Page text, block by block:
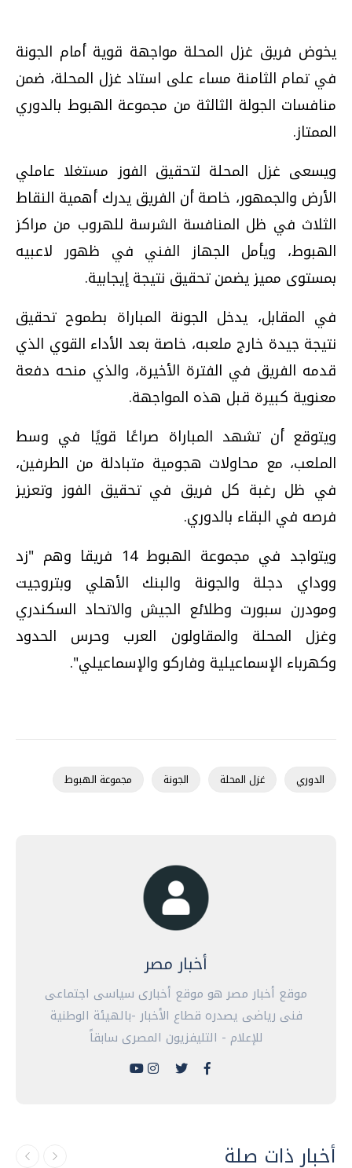
يخوض فريق غزل المحلة مواجهة قوية أمام الجونة
في تمام الثامنة مساء على استاد غزل المحلة، ضمن
منافسات الجولة الثالثة من مجموعة الهبوط بالدوري
الممتاز.
ويسعى غزل المحلة لتحقيق الفوز مستغلا عاملي
الأرض والجمهور، خاصة أن الفريق يدرك أهمية النقاط
الثلاث في ظل المنافسة الشرسة للهروب من مراكز
الهبوط، ويأمل الجهاز الفني في ظهور لاعبيه
بمستوى مميز يضمن تحقيق نتيجة إيجابية.
في المقابل، يدخل الجونة المباراة بطموح تحقيق
نتيجة جيدة خارج ملعبه، خاصة بعد الأداء القوي الذي
قدمه الفريق في الفترة الأخيرة، والذي منحه دفعة
معنوية كبيرة قبل هذه المواجهة.
ويتوقع أن تشهد المباراة صراعًا قويًا في وسط
الملعب، مع محاولات هجومية متبادلة من الطرفين،
في ظل رغبة كل فريق في تحقيق الفوز وتعزيز
فرصه في البقاء بالدوري.
ويتواجد في مجموعة الهبوط 14 فريقا وهم "زد
ووداي دجلة والجونة والبنك الأهلي وبتروجيت
ومودرن سبورت وطلائع الجيش والاتحاد السكندري
وغزل المحلة والمقاولون العرب وحرس الحدود
وكهرباء الإسماعيلية وفاركو والإسماعيلي".
الدوري غزل المحلة الجونة مجموعة الهبوط
أخبار مصر
موقع أخبار مصر هو موقع أخبارى سياسى اجتماعى
فنى رياضى يصدره قطاع الأخبار -بالهيئة الوطنية
للإعلام - التليفزيون المصرى سابقاً
أخبار ذات صلة